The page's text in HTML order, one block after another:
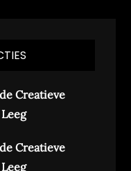
Creatieve
Creatieve